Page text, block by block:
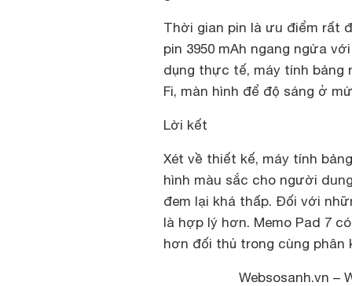
Thời gian pin là ưu điểm rất
pin 3950 mAh ngang ngửa
dụng thực tế, máy tính bảng
Fi, màn hình để độ sáng ở
Lời kết
Xét về thiết kế, máy tính
hình màu sắc cho người
đem lại khá thấp. Đối với
là hợp lý hơn. Memo Pad 7
hơn đối thủ trong cùng phân
Websosanh.vn –